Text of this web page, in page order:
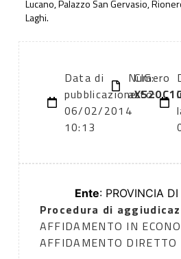
Lucano, Palazzo San Gervasio,
Laghi.
Data di
pubblicazione:
06/02/2014
10:13
Numero
atto:
CIG:
Ente: PROVINCIA
Procedura di
AFFIDAMENTO IN
AFFIDAMENTO DIRETTO